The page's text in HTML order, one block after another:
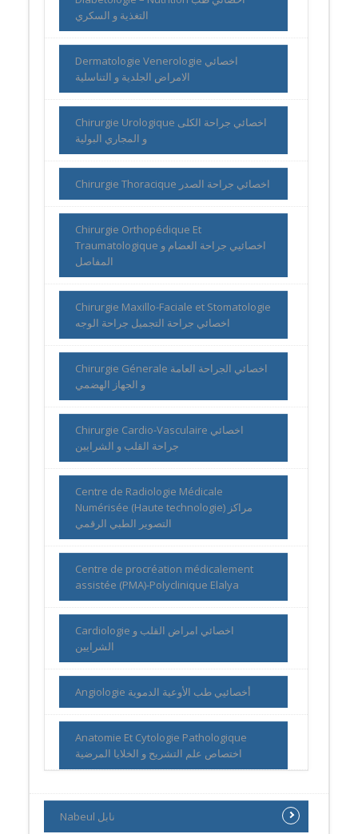
التغذية و السكري
Dermatologie Venerologie اخصائي
الامراض الجلدية و التناسلية
Chirurgie Urologique اخصائي جراحة الكلى
و المجاري البولية
Chirurgie Thoracique اخصائي جراحة الصدر
Chirurgie Orthopédique Et
Traumatologique اخصائيي جراحة العضام و
المفاصل
Chirurgie Maxillo-Faciale et Stomatologie
اخصائي جراحة التجميل جراحة الوجه
Chirurgie Génerale اخصائي الجراحة العامة
و الجهاز الهضمي
Chirurgie Cardio-Vasculaire اخصائي
جراحة القلب و الشرايين
Centre de Radiologie Médicale
Numérisée (Haute technologie) مراكز
التصوير الطبي الرقمي
Centre de procréation médicalement
assistée (PMA)-Polyclinique Elalya
Cardiologie اخصائي امراض القلب و
الشرايين
Angiologie أخصائيي طب الأوعية الدموية
Anatomie Et Cytologie Pathologique
اختصاص علم التشريح و الخلايا المرضية
Nabeul نابل